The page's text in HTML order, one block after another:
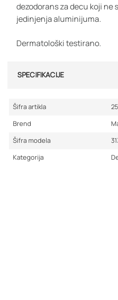
dezodorans za decu koji ne
jedinjenja aluminijuma.
Dermatološki testirano.
SPECIFIKACIJE
Šifra artikla
Brend
Šifra modela
Kategorija